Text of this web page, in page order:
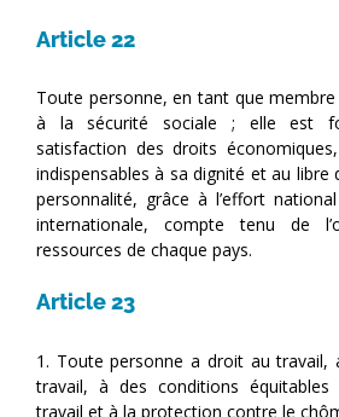
Article 22
Toute personne, en tant que
à la sécurité sociale ; elle est
satisfaction des droits
indispensables à sa dignité et au libre
personnalité, grâce à l’effort
internationale, compte tenu de
ressources de chaque pays.
Article 23
1. Toute personne a droit au travail,
travail, à des conditions
travail et à la protection contre le